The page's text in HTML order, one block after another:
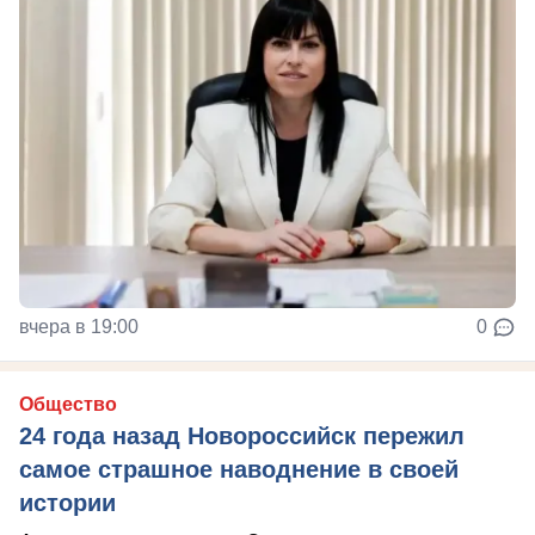
вчера в 19:00 0
Общество
24 года назад Новороссийск пережил
самое страшное наводнение в своей
истории